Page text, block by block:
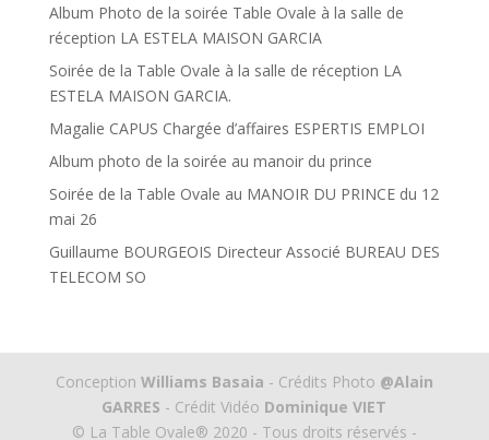
Album Photo de la soirée Table Ovale à la salle de
réception LA ESTELA MAISON GARCIA
Soirée de la Table Ovale à la salle de réception LA
ESTELA MAISON GARCIA.
Magalie CAPUS Chargée d’affaires ESPERTIS EMPLOI
Album photo de la soirée au manoir du prince
Soirée de la Table Ovale au MANOIR DU PRINCE du 12
mai 26
Guillaume BOURGEOIS Directeur Associé BUREAU DES
TELECOM SO
Conception Williams Basaia - Crédits Photo @Alain
GARRES - Crédit Vidéo Dominique VIET
© La Table Ovale® 2020 - Tous droits réservés -